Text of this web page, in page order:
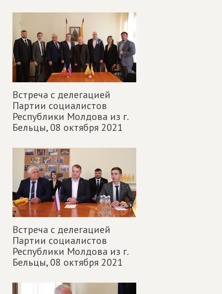
Встреча с делегацией
Партии социалистов
Республики Молдова из г.
Бельцы,08 октября 2021
Встреча с делегацией
Партии социалистов
Республики Молдова из г.
Бельцы,08 октября 2021